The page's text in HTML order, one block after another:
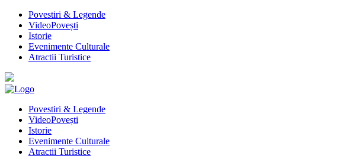
Povestiri & Legende
VideoPovești
Istorie
Evenimente Culturale
Atractii Turistice
Povestiri & Legende
VideoPovești
Istorie
Evenimente Culturale
Atractii Turistice